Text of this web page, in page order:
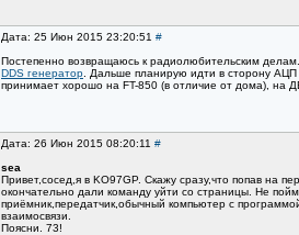
Дата: 25 Июн 2015 23:20:51 #
Постепенно возвращаюсь к радиолюбительским
DDS генератор . Дальше планирую идти в сторону
принимает хорошо на FT-850 (в отличие от дома), на
Дата: 26 Июн 2015 08:20:11 #
sea
Привет,сосед,я в KO97GP. Скажу сразу,что попав на
окончательно дали команду уйти со страницы. Не
приёмник,передатчик,обычный компьютер с
взаимосвязи.
Поясни. 73!